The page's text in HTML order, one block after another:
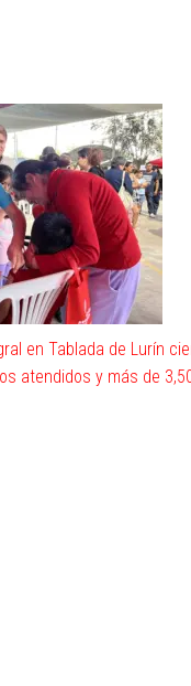
en Tablada de Lurín
atendidos y más de